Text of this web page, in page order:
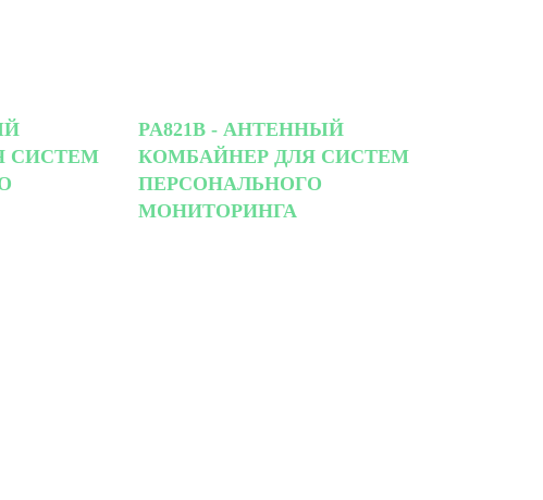
СИСТЕМ
PA821B - АНТЕННЫЙ
КОМБАЙНЕР ДЛЯ СИСТЕМ
ПЕРСОНАЛЬНОГО
МОНИТОРИНГА